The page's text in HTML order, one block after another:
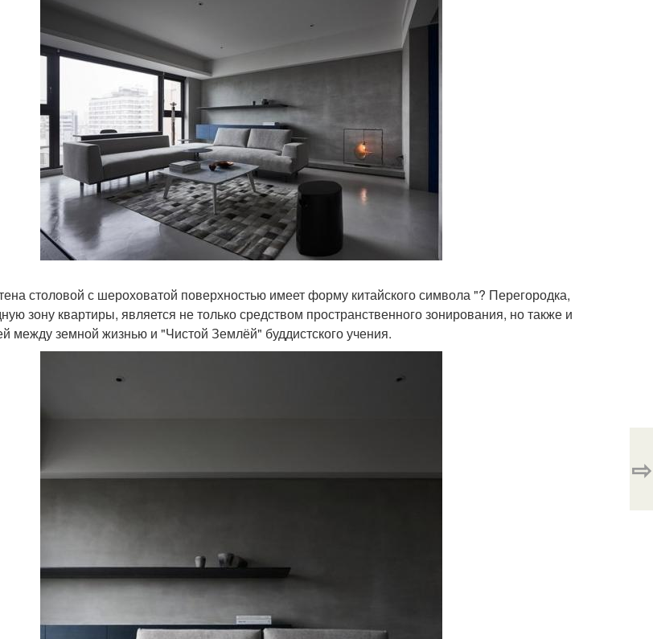
столовой с шероховатой поверхностью имеет форму китайского символа "? Перегородка,
зону квартиры, является не только средством пространственного зонирования, но также и
между земной жизнью и "Чистой Землёй" буддистского учения.
⇨